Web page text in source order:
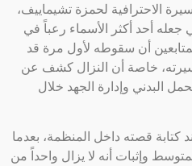
الاحترافية لحمزة تشيماييف،
أحد أكثر الأسماء رعباً في
أن سقوطه لأول مرة قد
خاصة أن النزال كشف عن
البدني وإدارة الجهد خلال
كتابة قصته داخل المنظمة، بعدما
وإثبات أنه لا يزال واحداً من